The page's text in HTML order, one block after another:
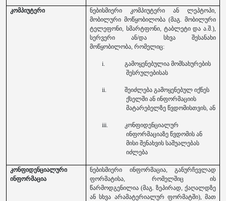
კომპიუტერი
ნებისმიერი კომპიუტერი ან ლეპტოპი,
მობილური მოწყობილობა (მაგ. მობილური
ტელეფონი, სმარტფონი, ტაბლეტი და ა.შ.),
სერვერი ან/და სხვა შესანახი
მოწყობილობა, რომელიც:
i.
გამოყენებულია მომსახურების
შესრულებისას
ii.
შეიძლება გამოყენებულ იქნეს
ქსელში ან ინფორმაციის
მატარებელზე წვდომისთვის, ან
iii.
კონფიდენციალურ
ინფორმაციაზე წვდომის ან
მისი შენახვის საშუალებას
იძლება
კონფიდენციალური
ინფორმაცია
ნებისმიერი ინფორმაცია, განურჩევლად
ფორმატისა, რომელშიც ის
წარმოდგენილია (მაგ. ზეპირად, ქაღალდზე
ან სხვა არამატერიალურ ფორმატში), მათ